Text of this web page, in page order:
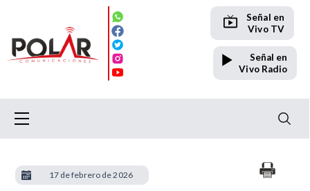
Señal en
Vivo TV
Señal en
Vivo Radio
17 de febrero de 2026